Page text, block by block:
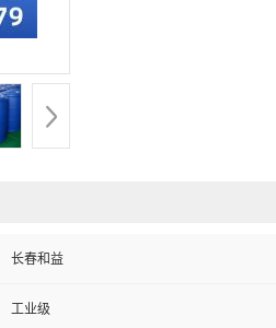
长春和益
工业级